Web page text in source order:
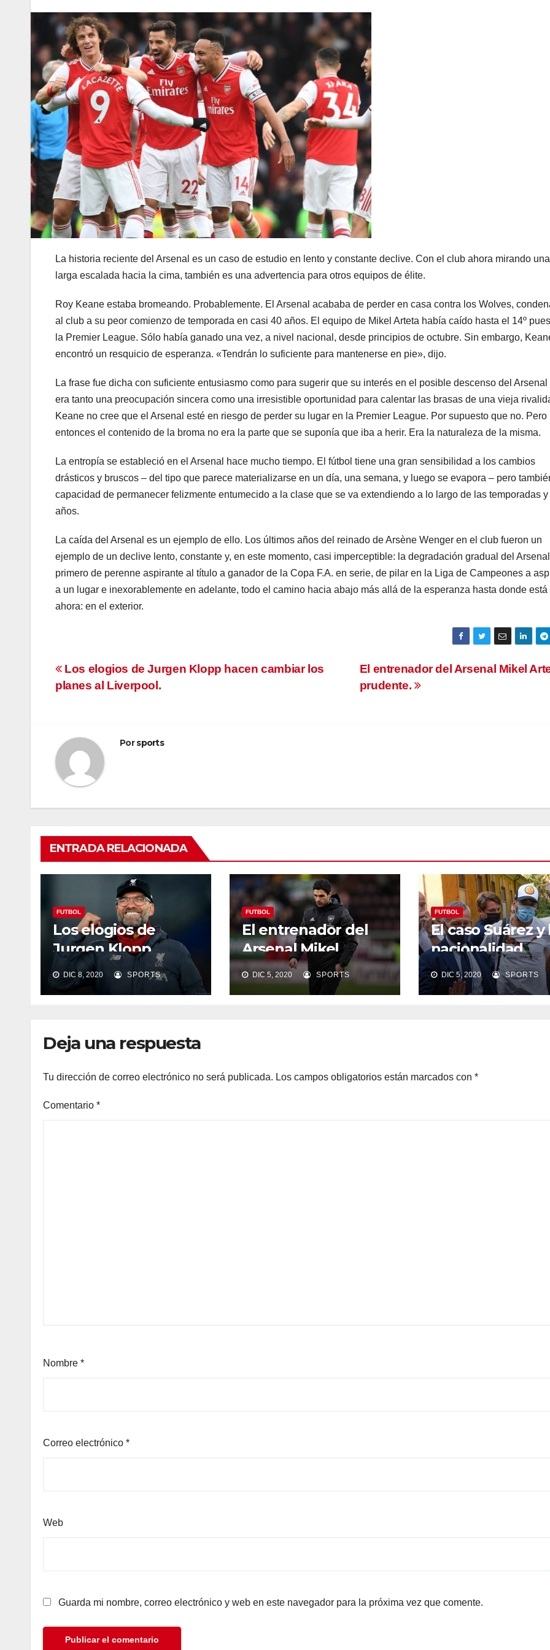
La historia reciente del Arsenal es un caso de estudio en lento y constante declive. Con el club ahora mirando una
larga escalada hacia la cima, también es una advertencia para otros equipos de élite.
Roy Keane estaba bromeando. Probablemente. El Arsenal acababa de perder en casa contra los Wolves,
al club a su peor comienzo de temporada en casi 40 años. El equipo de Mikel Arteta había caído hasta el 14º
la Premier League. Sólo había ganado una vez, a nivel nacional, desde principios de octubre. Sin embargo,
encontró un resquicio de esperanza. «Tendrán lo suficiente para mantenerse en pie», dijo.
La frase fue dicha con suficiente entusiasmo como para sugerir que su interés en el posible descenso del Arsenal
era tanto una preocupación sincera como una irresistible oportunidad para calentar las brasas de una vieja
Keane no cree que el Arsenal esté en riesgo de perder su lugar en la Premier League. Por supuesto que no. Pero
entonces el contenido de la broma no era la parte que se suponía que iba a herir. Era la naturaleza de la misma.
La entropía se estableció en el Arsenal hace mucho tiempo. El fútbol tiene una gran sensibilidad a los cambios
drásticos y bruscos – del tipo que parece materializarse en un día, una semana, y luego se evapora – pero
capacidad de permanecer felizmente entumecido a la clase que se va extendiendo a lo largo de las temporadas y
años.
La caída del Arsenal es un ejemplo de ello. Los últimos años del reinado de Arsène Wenger en el club fueron un
ejemplo de un declive lento, constante y, en este momento, casi imperceptible: la degradación gradual del
primero de perenne aspirante al título a ganador de la Copa F.A. en serie, de pilar en la Liga de Campeones a
a un lugar e inexorablemente en adelante, todo el camino hacia abajo más allá de la esperanza hasta donde está
ahora: en el exterior.
Navegación
de
El entrenador del Arsenal Mikel
prudente.
Los elogios de Jurgen Klopp hacen cambiar los
planes al Liverpool.
Porsports
ENTRADA RELACIONADA
FUTBOL
Los elogios de
Jurgen Klopp
hacen cambiar los
planes al Liverpool.
DIC 8, 2020 SPORTS
FUTBOL
El entrenador del
Arsenal Mikel
Arteta prudente.
DIC 5, 2020 SPORTS
FUTBOL
El caso Suárez y
nacionalidad
Italiana.
DIC 5, 2020 SPORTS
Deja una respuesta
Tu dirección de correo electrónico no será publicada. Los campos obligatorios están marcados con *
Comentario *
Nombre *
Correo electrónico *
Web
Guarda mi nombre, correo electrónico y web en este navegador para la próxima vez que comente.